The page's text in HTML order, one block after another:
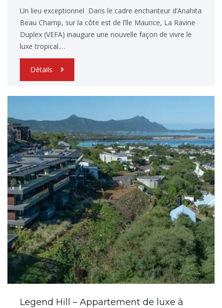
Un lieu exceptionnel Dans le cadre enchanteur d’Anahita
Beau Champ, sur la côte est de l’île Maurice, La Ravine
Duplex (VEFA) inaugure une nouvelle façon de vivre le
luxe tropical.…
Détails
Legend Hill – Appartement de luxe à